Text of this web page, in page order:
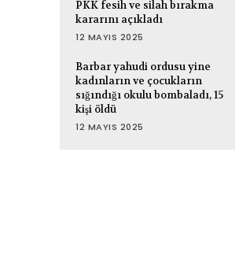
PKK fesih ve silah bırakma
kararını açıkladı
12 MAYIS 2025
Barbar yahudi ordusu yine
kadınların ve çocukların
sığındığı okulu bombaladı, 15
kişi öldü
12 MAYIS 2025